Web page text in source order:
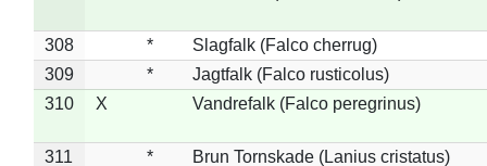
308 *
Slagfalk (Falco cherrug)
309
*
Jagtfalk (Falco rusticolus)
310
X Vandrefalk (Falco peregrinus)
311 *
Brun Tornskade (Lanius cristatus)